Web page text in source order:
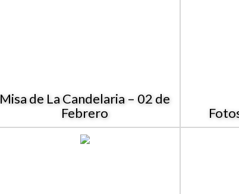
Misa de La Candelaria – 02 de
Febrero